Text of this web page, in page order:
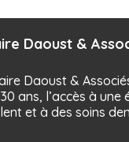
Daoust &
Daoust &
ans, l’accès à une
et à des soins